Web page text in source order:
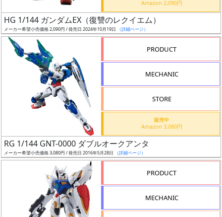
割
引
Amazon 2,090円
HG 1/144 ガンダムEX（復讐のレクイエム）
メーカー希望小売価格 2,090円 / 発売日 2024年10月19日 （詳細ページ）
PRODUCT
MECHANIC
STORE
販売中
Amazon 3,080円
RG 1/144 GNT-0000 ダブルオークアンタ
メーカー希望小売価格 3,080円 / 発売日 2016年5月28日 （詳細ページ）
PRODUCT
MECHANIC